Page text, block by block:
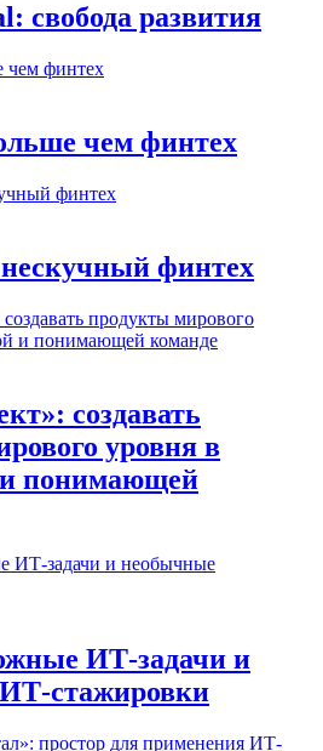
свобода развития
чем финтех
финтех
создавать
уровня в
и понимающей
ИТ‑задачи и